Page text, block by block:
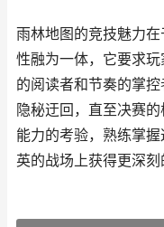
雨林地图的竞技魅力
性融为一体，它要求
的阅读者和节奏的掌
隐秘迂回，直至决赛
能力的考验，熟练掌
英的战场上获得更深刻